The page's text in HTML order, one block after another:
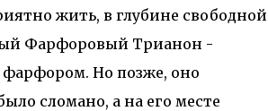
жить, в глубине свободной
Фарфоровый Трианон -
Но позже, оно
сломано, а на его месте